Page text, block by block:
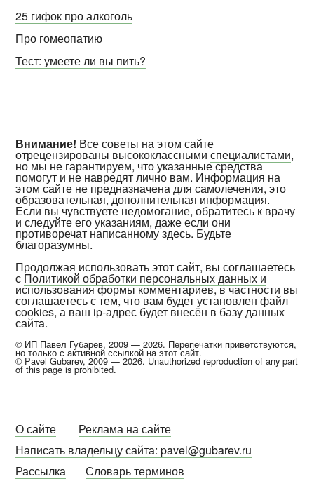
25 гифок про алкоголь
Про гомеопатию
Тест: умеете ли вы пить?
Внимание! Все советы на этом сайте
отрецензированы высококласснымиспециалистами,
но мы не гарантируем, что указанные средства
помогут и не навредят лично вам. Информация на
этом сайте не предназначена для самолечения, это
образовательная, дополнительная информация.
Если вы чувствуете недомогание, обратитесь к врачу
и следуйте его указаниям, даже если они
противоречат написанному здесь. Будьте
благоразумны.
Продолжая использовать этот сайт, вы соглашаетесь
с Политикой обработки персональных данных и
использования формы комментариев, в частности вы
соглашаетесь с тем, что вам будет установлен файл
cookies, а ваш ip-адрес будет внесён в базу данных
сайта.
© ИП Павел Губарев, 2009 — 2026. Перепечатки приветствуются,
но только с активной ссылкой на этот сайт.
© Pavel Gubarev, 2009 — 2026. Unauthorized reproduction of any part
of this page is prohibited.
О сайте
Реклама на сайте
Написать владельцу сайта: pavel@gubarev.ru
Рассылка
Словарь терминов